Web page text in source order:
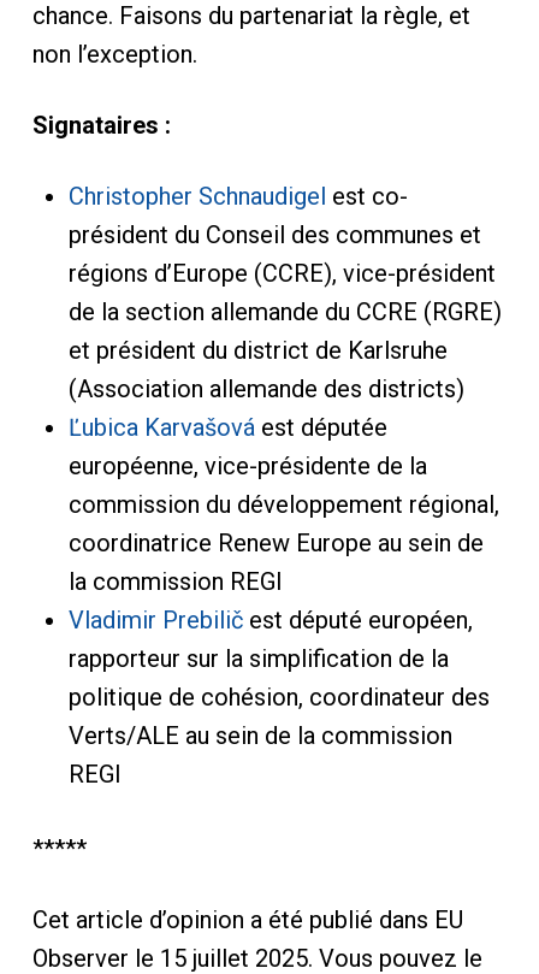
chance. Faisons du partenariat la règle, et
non l’exception.
Signataires :
Christopher Schnaudigel est co-
président du Conseil des communes et
régions d’Europe (CCRE), vice-président
de la section allemande du CCRE (RGRE)
et président du district de Karlsruhe
(Association allemande des districts)
Ľubica Karvašováest députée
européenne, vice-présidente de la
commission du développement régional,
coordinatrice Renew Europe au sein de
la commission REGI
Vladimir Prebiličest député européen,
rapporteur sur la simplification de la
politique de cohésion, coordinateur des
Verts/ALE au sein de la commission
REGI
*****
Cet article d’opinion a été publié dans EU
Observer le 15 juillet 2025. Vous pouvez le